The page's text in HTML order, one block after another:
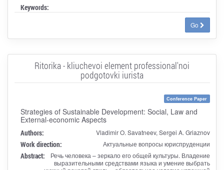
Keywords:
Go
Ritorika - kliuchevoi element professional'noi
podgotovki iurista
Conference Paper
Strategies of Sustainable Development: Social, Law and
External-economic Aspects
Authors: Vladimir O. Savatneev, Sergei A. Griaznov
Work direction: Актуальные вопросы юриспруденции
Abstract:
Речь человека – зеркало его общей культуры. Владение
выразительными средствами языка и умение выбрать